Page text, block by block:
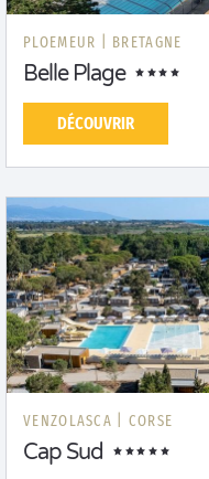
PLOEMEUR | BRETAGNE
Belle Plage
DÉCOUVRIR
VENZOLASCA | CORSE
Cap Sud